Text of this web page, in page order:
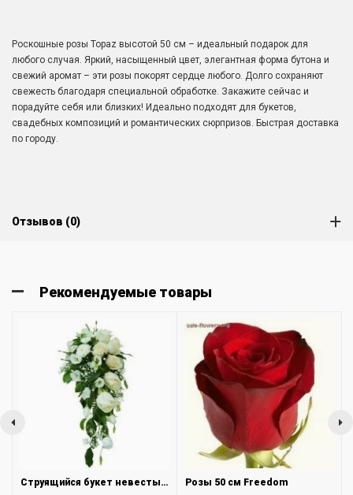
Роскошные розы Topaz высотой 50 см – идеальный подарок для
любого случая. Яркий, насыщенный цвет, элегантная форма бутона и
свежий аромат – эти розы покорят сердце любого. Долго сохраняют
свежесть благодаря специальной обработке. Закажите сейчас и
порадуйте себя или близких! Идеально подходят для букетов,
свадебных композиций и романтических сюрпризов. Быстрая доставка
по городу.
Отзывов (0)
Рекомендуемые товары
Струящийся букет невесты из белых роз и эустомы Розы 50 см Freedom